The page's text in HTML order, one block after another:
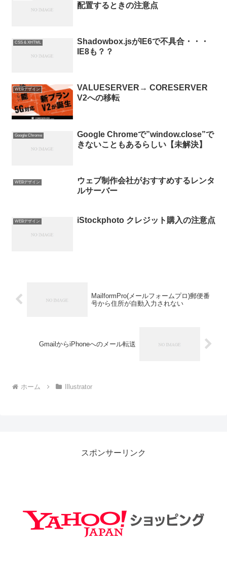
配置するときの注意点
CSS & XHTML
Shadowbox.jsがIE6で不具合・・・
IE8も？？
WEBデザイン
VALUESERVER→ CORESERVER
V2への移転
Google Chrome
Google Chromeで”window.close”で
きないこともあるらしい【未解決】
WEBデザイン
ウェブ制作会社がおすすめするレンタ
ルサーバー
WEBデザイン iStockphoto クレジット購入の注意点
MailformPro(メールフォームプロ)郵便番
号から住所が自動入力されない
GmailからiPhoneへのメール転送
ホーム Illustrator
スポンサーリンク